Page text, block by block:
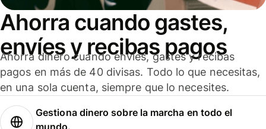
Ahorra cuando gastes,
envíes y recibas pagos
Ahorra dinero cuando envíes, gastes y recibas
pagos en más de 40 divisas. Todo lo que necesitas,
en una sola cuenta, siempre que lo necesites.
Gestiona dinero sobre la marcha en todo el
mundo.